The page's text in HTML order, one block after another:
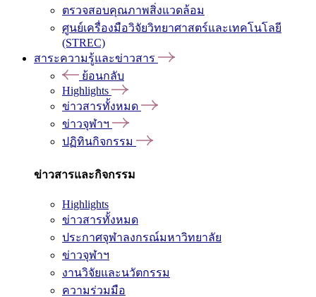
ตรวจสอบคุณภาพสิ่งแวดล้อม
ศูนย์เครื่องมือวิจัยวิทยาศาสตร์และเทคโนโลยี
(STREC)
สาระความรู้และข่าวสาร
ย้อนกลับ
Highlights
ข่าวสารทั้งหมด
ข่าวจุฬาฯ
ปฏิทินกิจกรรม
ข่าวสารและกิจกรรม
Highlights
ข่าวสารทั้งหมด
ประกาศจุฬาลงกรณ์มหาวิทยาลัย
ข่าวจุฬาฯ
งานวิจัยและนวัตกรรม
ความร่วมมือ